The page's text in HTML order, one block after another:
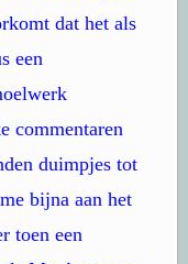
dat het als
een
commentaren
duimpjes tot
bijna aan het
toen een